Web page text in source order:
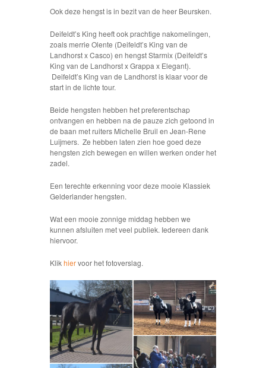
Ook deze hengst is in bezit van de heer Beursken.
Deifeldt’s King heeft ook prachtige nakomelingen,
zoals merrie Olente (Deifeldt’s King van de
Landhorst x Casco) en hengst Starmix (Deifeldt’s
King van de Landhorst x Grappa x Elegant).
Deifeldt’s King van de Landhorst is klaar voor de
start in de lichte tour.
Beide hengsten hebben het preferentschap
ontvangen en hebben na de pauze zich getoond in
de baan met ruiters Michelle Bruil en Jean-Rene
Luijmers. Ze hebben laten zien hoe goed deze
hengsten zich bewegen en willen werken onder het
zadel.
Een terechte erkenning voor deze mooie Klassiek
Gelderlander hengsten.
Wat een mooie zonnige middag hebben we
kunnen afsluiten met veel publiek. Iedereen dank
hiervoor.
Klikhiervoor het fotoverslag.